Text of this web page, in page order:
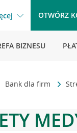
OTWÓRZ
BIZNESU
Bank dla firm